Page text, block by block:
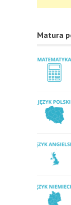
Matura